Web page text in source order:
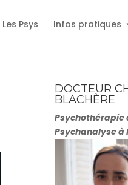
Les Psys Infos pratiques
DOCTEUR
BLACHÈRE
Psychothérapie
Psychanalyse à